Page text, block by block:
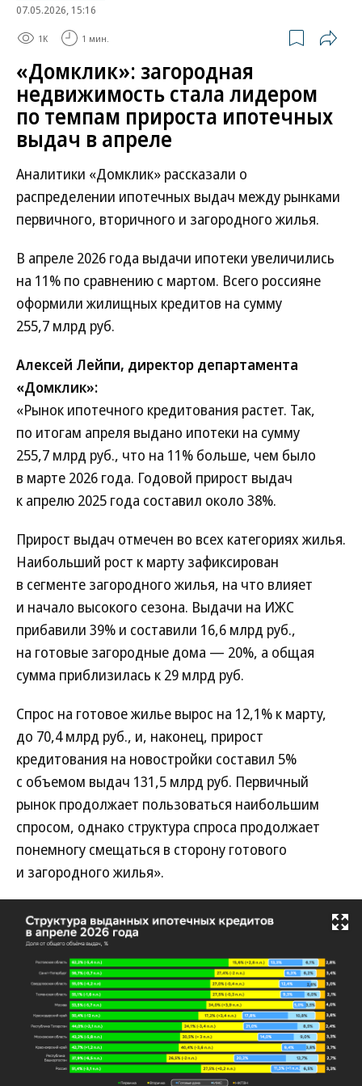
07.05.2026, 15:16
1K 1 мин.
«Домклик»: загородная
недвижимость стала лидером
по темпам прироста ипотечных
выдач в апреле
Аналитики «Домклик» рассказали о
распределении ипотечных выдач между рынками
первичного, вторичного и загородного жилья.
В апреле 2026 года выдачи ипотеки увеличились
на 11% по сравнению с мартом. Всего россияне
оформили жилищных кредитов на сумму
255,7 млрд руб.
Алексей Лейпи, директор департамента
«Домклик»:
«Рынок ипотечного кредитования растет. Так,
по итогам апреля выдано ипотеки на сумму
255,7 млрд руб., что на 11% больше, чем было
в марте 2026 года. Годовой прирост выдач
к апрелю 2025 года составил около 38%.
Прирост выдач отмечен во всех категориях жилья.
Наибольший рост к марту зафиксирован
в сегменте загородного жилья, на что влияет
и начало высокого сезона. Выдачи на ИЖС
прибавили 39% и составили 16,6 млрд руб.,
на готовые загородные дома — 20%, а общая
сумма приблизилась к 29 млрд руб.
Спрос на готовое жилье вырос на 12,1% к марту,
до 70,4 млрд руб., и, наконец, прирост
кредитования на новостройки составил 5%
с объемом выдач 131,5 млрд руб. Первичный
рынок продолжает пользоваться наибольшим
спросом, однако структура спроса продолжает
понемногу смещаться в сторону готового
и загородного жилья».
Развернуть